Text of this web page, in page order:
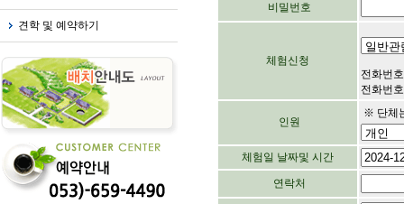
견학 및 예약하기
비밀번호
체험신청
전화번
전화번
인원
※ 단체
체험일 날짜및 시간
연락처